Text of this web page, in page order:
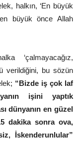
halkın, ‘En büyük
büyük önce Allah
‘çalmayacağız,
verildiğini, bu sözün
“Bizde iş çok laf
işini yaptık
dünyanın en güzel
dakika sonra ova,
İskenderunlular”